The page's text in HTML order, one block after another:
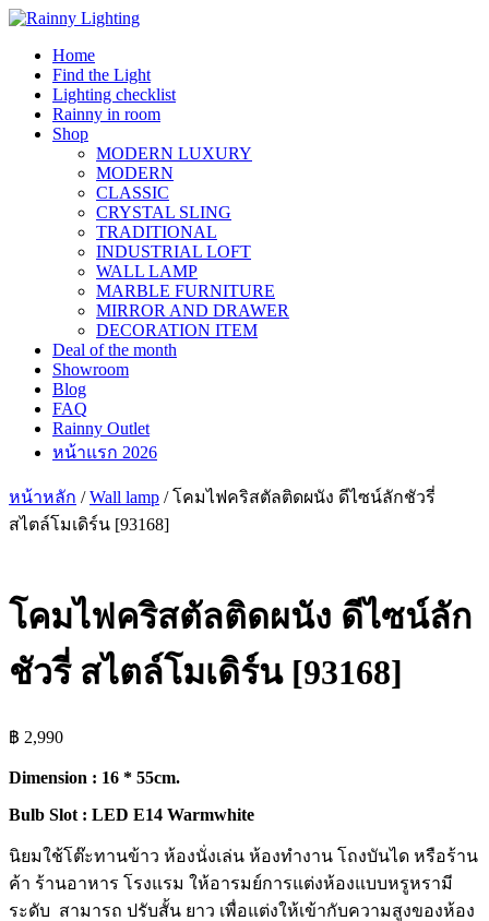
Skip
contentHome
Find the Light
Lighting checklist
Rainny in room
Shop
MODERN LUXURY
MODERN
CLASSIC
CRYSTAL SLING
TRADITIONAL
INDUSTRIAL LOFT
WALL LAMP
MARBLE FURNITURE
MIRROR AND DRAWER
DECORATION ITEM
Deal of the month
Showroom
Blog
FAQ
Rainny Outlet
หน้าแรก 2026
หน้าหลัก /Wall lamp / โคมไฟคริสตัลติดผนัง ดีไซน์ลักชัวรี่
สไตล์โมเดิร์น [93168]
โคมไฟคริสตัลติดผนัง ดีไซน์ลัก
ชัวรี่ สไตล์โมเดิร์น [93168]
฿ 2,990
Dimension : 16 * 55cm.
Bulb Slot : LED E14 Warmwhite
นิยมใช้โต๊ะทานข้าว ห้องนั่งเล่น ห้องทำงาน โถงบันได หรือร้าน
ค้า ร้านอาหาร โรงแรม ให้อารมย์การแต่งห้องแบบหรูหรามี
ระดับ สามารถ ปรับสั้น ยาว เพื่อแต่งให้เข้ากับความสูงของห้อง